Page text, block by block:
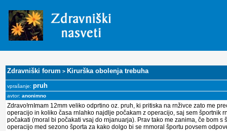
Zdravniški forum > Kirurška obolenja trebuha
vprašanje: pruh
avtor: anonimno
Zdravo!rnImam 12mm veliko odprtino oz. pruh, ki pritiska na rnživce zato me
operacijo in koliko časa rnlahko najdlje počakam z operacijo, saj sem športnik
počakati (moral bi počakati vsaj do rnjanuarja). Prav tako me zanima, če bom
operacijo med sezono športa za kako dolgo bi se rnmoral športu povsem